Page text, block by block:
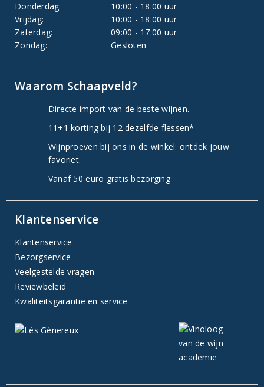
Donderdag:
10:00 - 18:00 uur
Vrijdag:
10:00 - 18:00 uur
Zaterdag:
09:00 - 17:00 uur
Zondag:
Gesloten
Waarom Schaapveld?
Directe import van de beste wijnen.
11+1 korting bij 12 dezelfde flessen*
Wijnproeven bij ons in de winkel: ontdek jouw
favoriet.
Vanaf 50 euro gratis bezorging
Klantenservice
Klantenservice
Bezorgservice
Veelgestelde vragen
Reviewbeleid
Kwaliteitsgarantie en service